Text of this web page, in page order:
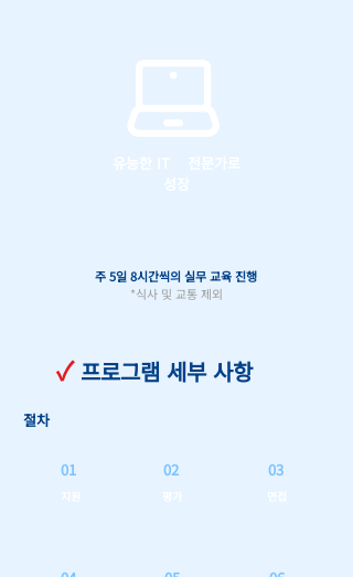
유능한 IT 전문가로
성장
주 5일 8시간씩의 실무 교육 진행
*식사 및 교통 제외
✓ 프로그램 세부 사항
절차
지원
01
평가
02
면접
03